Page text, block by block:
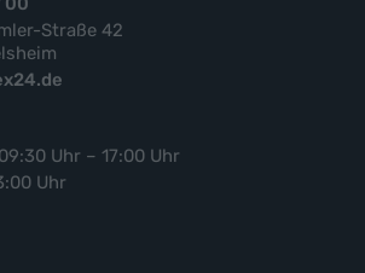
Straße 42
Uhr – 17:00 Uhr
Uhr